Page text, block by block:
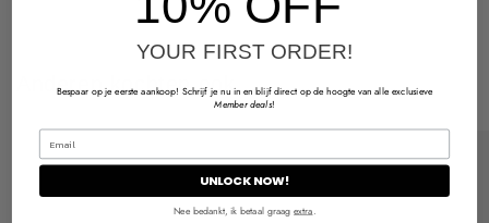
Anderen kochten ook
YOUR FIRST ORDER!
Bespaar op je eerste aankoop! Schrijf je nu in en blijf direct op de hoogte van alle exclusieve
Member deals!
UNLOCK NOW!
Nee bedankt, ik betaal graagextra.